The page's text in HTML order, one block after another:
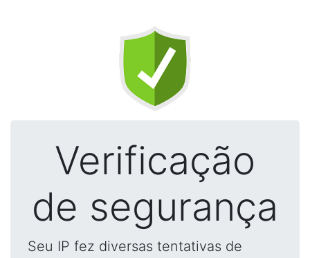
Verificação
de segurança
Seu IP fez diversas tentativas de